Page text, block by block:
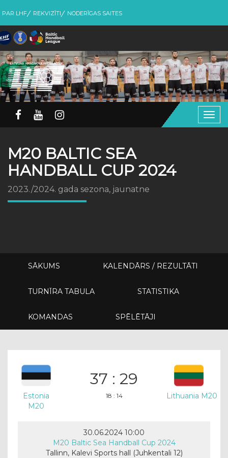
PAR LHF REKVIZĪTI NODERĪGAS SAITES
M20 BALTIC SEA
HANDBALL CUP 2024
2023./2024. gada sezona, jaunatne
SĀKUMS KALENDĀRS / REZULTĀTI
TURNĪRA TABULA STATISTIKA
KOMANDAS SPĒLĒTĀJI
Estonia
M20
37 : 29
18 : 14 Lithuania M20
30.06.2024 10:00
M20 Baltic Sea Handball Cup 2024
Tallinn, Kalevi Sports hall (Juhkentali 12)